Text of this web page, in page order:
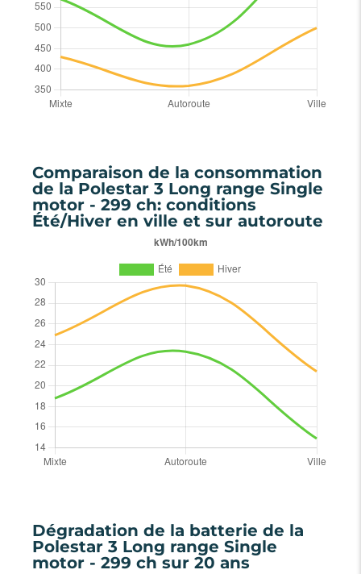
Comparaison de la consommation
de la Polestar 3 Long range Single
motor - 299 ch: conditions
Été/Hiver en ville et sur autoroute
Dégradation de la batterie de la
Polestar 3 Long range Single
motor - 299 ch sur 20 ans